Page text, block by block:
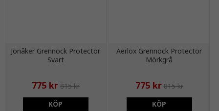
Jönåker Grennock Protector
Svart
775 kr 815 kr
KÖP
Aerlox Grennock Protector
Mörkgrå
775 kr 815 kr
KÖP